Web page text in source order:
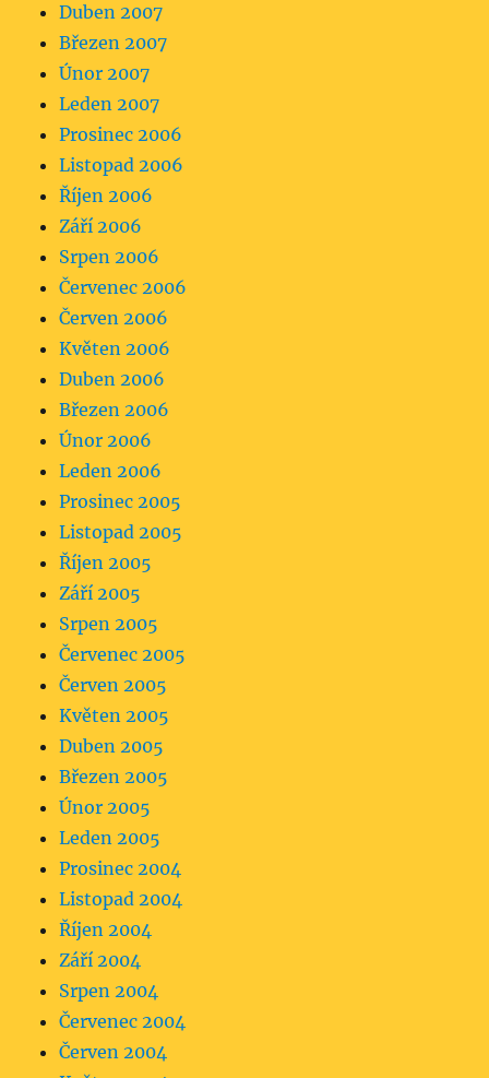
Duben 2007
Březen 2007
Únor 2007
Leden 2007
Prosinec 2006
Listopad 2006
Říjen 2006
Září 2006
Srpen 2006
Červenec 2006
Červen 2006
Květen 2006
Duben 2006
Březen 2006
Únor 2006
Leden 2006
Prosinec 2005
Listopad 2005
Říjen 2005
Září 2005
Srpen 2005
Červenec 2005
Červen 2005
Květen 2005
Duben 2005
Březen 2005
Únor 2005
Leden 2005
Prosinec 2004
Listopad 2004
Říjen 2004
Září 2004
Srpen 2004
Červenec 2004
Červen 2004